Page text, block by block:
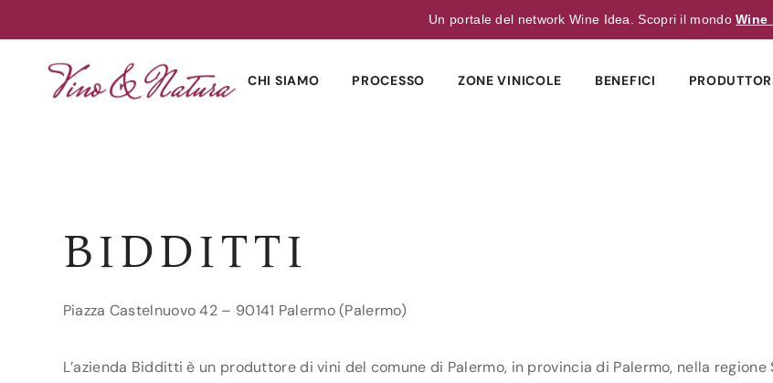
Un portale del network Wine Idea. Scopri il mondoWine
CHI SIAMO PROCESSO ZONE VINICOLE BENEFICI
BIDDITTI
Piazza Castelnuovo 42 – 90141 Palermo (Palermo)
L’azienda Bidditti è un produttore di vini del comune di Palermo, in provincia di Palermo, nella